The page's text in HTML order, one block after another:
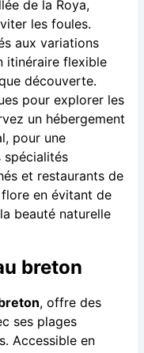
de la Roya,
les foules.
aux variations
itinéraire flexible
découverte.
pour explorer les
un hébergement
pour une
spécialités
et restaurants de
en évitant de
beauté naturelle
breton
, offre des
ses plages
Accessible en